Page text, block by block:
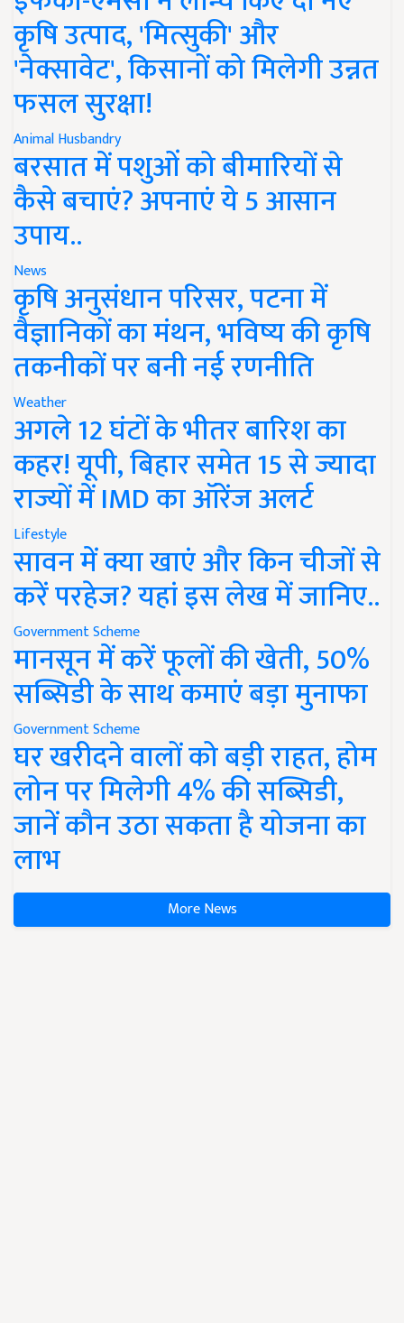
कृषि उत्पाद, 'मित्सुकी' और
'नेक्सावेट', किसानों को मिलेगी उन्नत
फसल सुरक्षा!
Animal Husbandry
बरसात में पशुओं को बीमारियों से
कैसे बचाएं? अपनाएं ये 5 आसान
उपाय..
News
कृषि अनुसंधान परिसर, पटना में
वैज्ञानिकों का मंथन, भविष्य की कृषि
तकनीकों पर बनी नई रणनीति
Weather
अगले 12 घंटों के भीतर बारिश का
कहर! यूपी, बिहार समेत 15 से ज्यादा
राज्यों में IMD का ऑरेंज अलर्ट
Lifestyle
सावन में क्या खाएं और किन चीजों से
करें परहेज? यहां इस लेख में जानिए..
Government Scheme
मानसून में करें फूलों की खेती, 50%
सब्सिडी के साथ कमाएं बड़ा मुनाफा
Government Scheme
घर खरीदने वालों को बड़ी राहत, होम
लोन पर मिलेगी 4% की सब्सिडी,
जानें कौन उठा सकता है योजना का
लाभ
More News